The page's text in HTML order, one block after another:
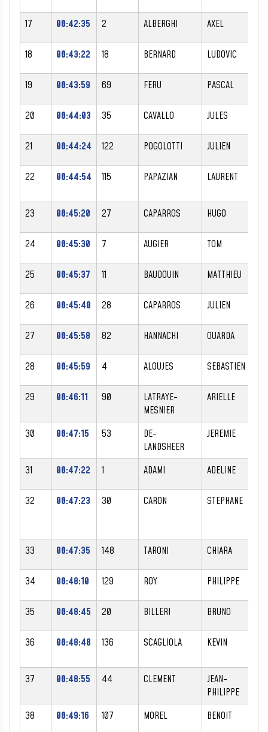
17 00:42:35 2 ALBERGHI AXEL
18 00:43:22 18 BERNARD LUDOVIC
19 00:43:59 69 FERU PASCAL
20 00:44:03 35 CAVALLO JULES
21 00:44:24 122 POGOLOTTI JULIEN
22 00:44:54 115 PAPAZIAN LAURENT
23 00:45:20 27 CAPARROS HUGO
24 00:45:30 7 AUGIER TOM
25 00:45:37 11 BAUDOUIN MATTHIEU
26 00:45:40 28 CAPARROS JULIEN
27 00:45:58 82 HANNACHI OUARDA
28 00:45:59 4 ALOUJES SEBASTIEN
29 00:46:11 90
LATRAYE-
MESNIER
ARIELLE
30 00:47:15 53
DE-
LANDSHEER
JEREMIE
31 00:47:22 1 ADAMI ADELINE
32 00:47:23 30 CARON STEPHANE
33 00:47:35 148 TARONI CHIARA
34 00:48:10 129 ROY PHILIPPE
35 00:48:45 20 BILLERI BRUNO
36 00:48:48 136 SCAGLIOLA KEVIN
37 00:48:55 44 CLEMENT
JEAN-
PHILIPPE
38 00:49:16 107 MOREL BENOIT